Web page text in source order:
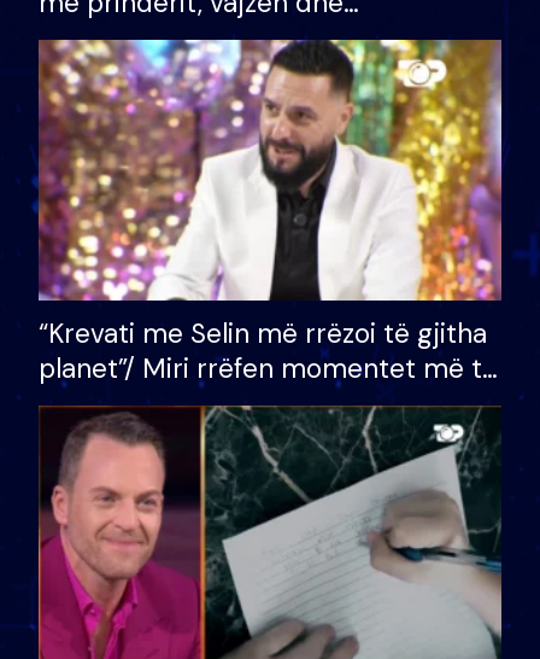
bashkëshorten: S’kemi ndonjë letër
divorci apo jo?
“Krevati me Selin më rrëzoi të gjitha
planet”/ Miri rrëfen momentet më të
bukura në shtëpinë e BB VIP: Do më
mungojë zilja e mëngjesit kur…